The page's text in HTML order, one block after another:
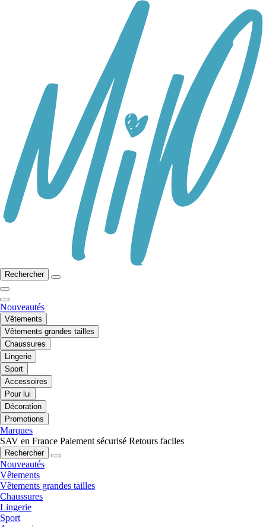
Rechercher
Nouveautés
Vêtements
Vêtements grandes tailles
Chaussures
Lingerie
Sport
Accessoires
Pour lui
Décoration
Promotions
Marques
SAV en France Paiement sécurisé Retours faciles
Rechercher
Nouveautés
Vêtements
Vêtements grandes tailles
Chaussures
Lingerie
Sport